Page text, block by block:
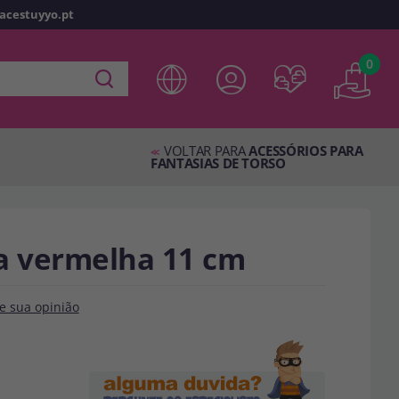
0
<< VOLTAR PARAACESSÓRIOS PARA
FANTASIAS DE TORSO
vermelha 11 cm
sua opinião